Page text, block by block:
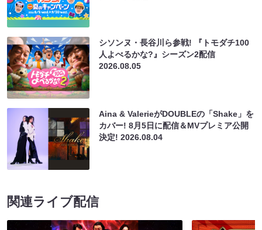
シソンヌ・長谷川ら参戦! 『トモダチ100
人よべるかな?』シーズン2配信
2026.08.05
Aina & ValerieがDOUBLEの「Shake」を
カバー! 8月5日に配信＆MVプレミア公開
決定!2026.08.04
関連ライブ配信